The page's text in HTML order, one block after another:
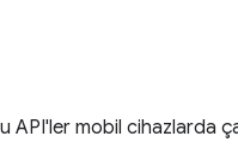
API'ler mobil cihazlarda